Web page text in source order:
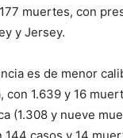
muertes, con
y Jersey.
es de menor
1.639 y 16
(1.308 y nueve